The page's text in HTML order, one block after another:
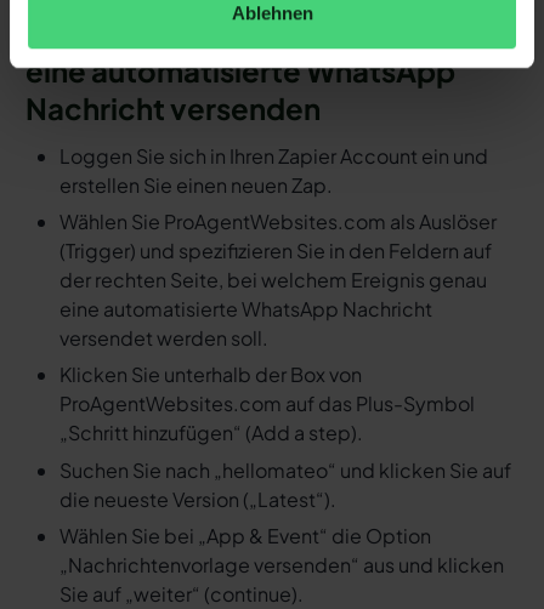
Ablehnen
Ereignis in ProAgentWebsites.com
eine automatisierte WhatsApp
Nachricht versenden
Loggen Sie sich in Ihren Zapier Account ein und
erstellen Sie einen neuen Zap.
Wählen Sie ProAgentWebsites.com als Auslöser
(Trigger) und spezifizieren Sie in den Feldern auf
der rechten Seite, bei welchem Ereignis genau
eine automatisierte WhatsApp Nachricht
versendet werden soll.
Klicken Sie unterhalb der Box von
ProAgentWebsites.com auf das Plus-Symbol
„Schritt hinzufügen“ (Add a step).
Suchen Sie nach „hellomateo“ und klicken Sie auf
die neueste Version („Latest“).
Wählen Sie bei „App & Event“ die Option
„Nachrichtenvorlage versenden“ aus und klicken
Sie auf „weiter“ (continue).